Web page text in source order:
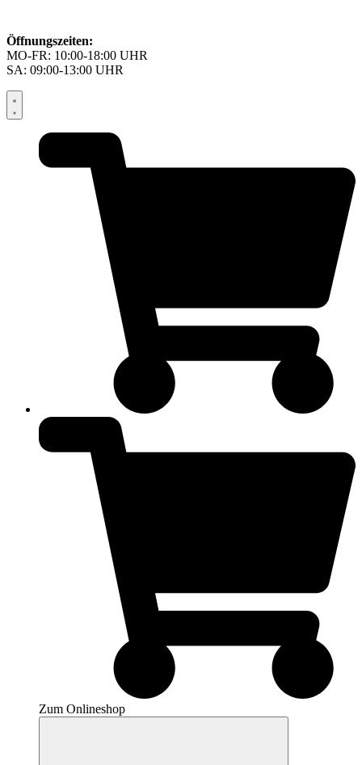
Öffnungszeiten:
MO-FR: 10:00-18:00 UHR
SA: 09:00-13:00 UHR
Zum Onlineshop